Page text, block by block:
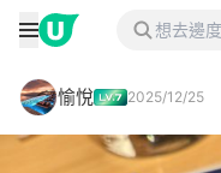
愉悅 2025/12/25